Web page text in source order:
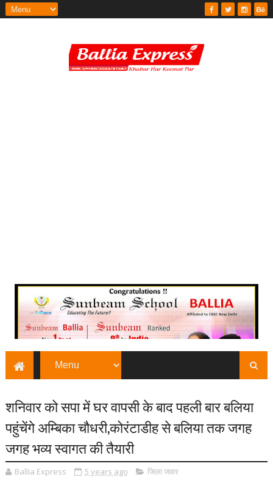
शनिवार को सपा में घर वापसी के बाद पहली बार बलिया
पहुंचेंगे अम्बिका चौधरी,कोरंटाडीह से बलिया तक जगह
जगह भव्य स्वागत की तैयारी
Ballia Express 5 years ago जिला जवार